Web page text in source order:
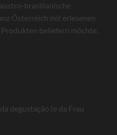
brasilianische
Österreich mit erlesenen
beliefern möchte.
degustação (e da Frau